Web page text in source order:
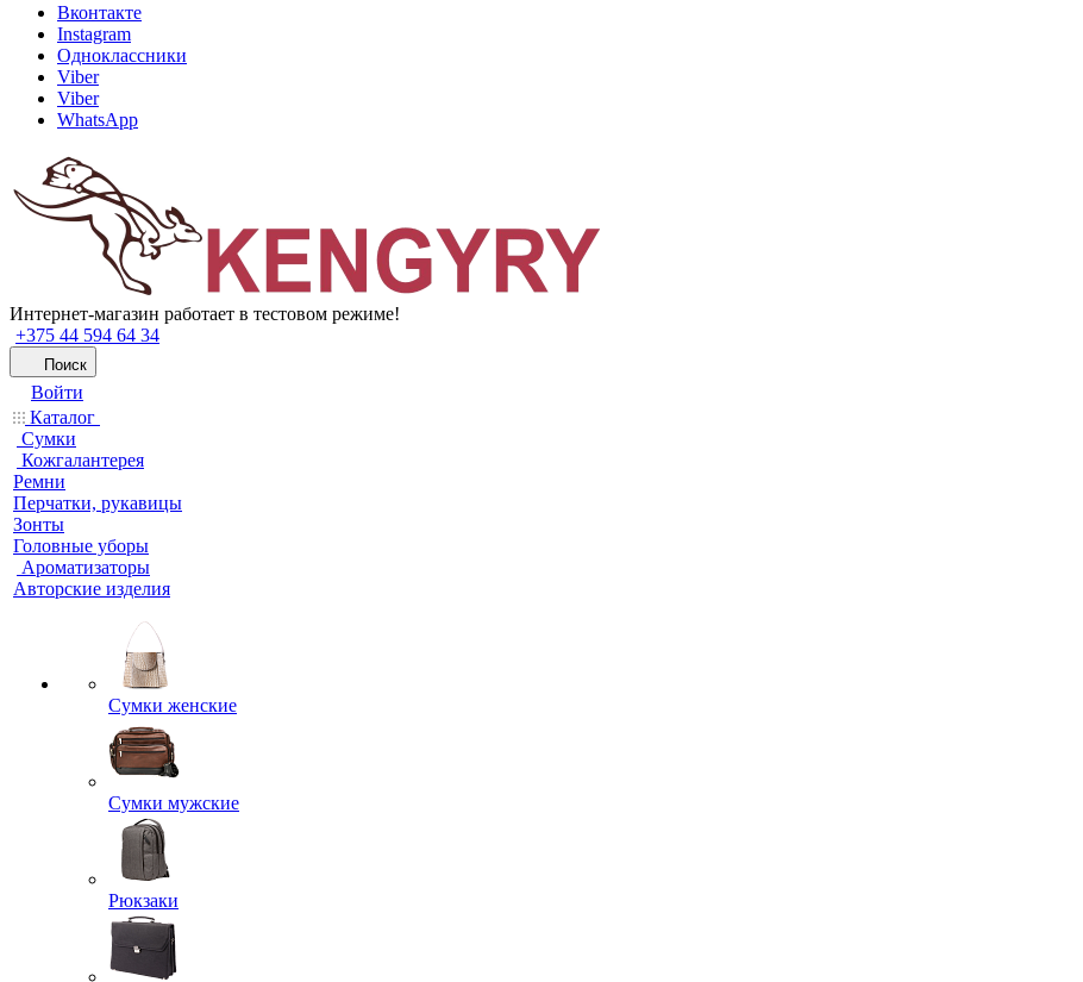
Вконтакте
Instagram
Одноклассники
Viber
Viber
WhatsApp
Интернет-магазин работает в тестовом режиме!
+375 44 594 64 34
Поиск
Войти
Каталог
Сумки
Кожгалантерея
Ремни
Перчатки, рукавицы
Зонты
Головные уборы
Ароматизаторы
Авторские изделия
Сумки женские
Сумки мужские
Рюкзаки